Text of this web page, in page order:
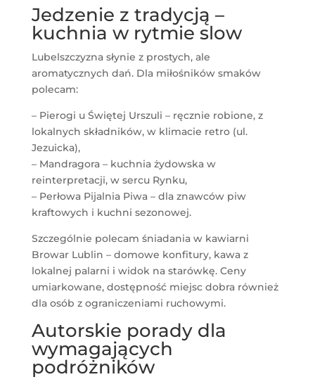
Jedzenie z tradycją –
kuchnia w rytmie slow
Lubelszczyzna słynie z prostych, ale
aromatycznych dań. Dla miłośników smaków
polecam:
– Pierogi u Świętej Urszuli – ręcznie robione, z
lokalnych składników, w klimacie retro (ul.
Jezuicka),
– Mandragora – kuchnia żydowska w
reinterpretacji, w sercu Rynku,
– Perłowa Pijalnia Piwa – dla znawców piw
kraftowych i kuchni sezonowej.
Szczególnie polecam śniadania w kawiarni
Browar Lublin – domowe konfitury, kawa z
lokalnej palarni i widok na starówkę. Ceny
umiarkowane, dostępność miejsc dobra również
dla osób z ograniczeniami ruchowymi.
Autorskie porady dla
wymagających
podróżników